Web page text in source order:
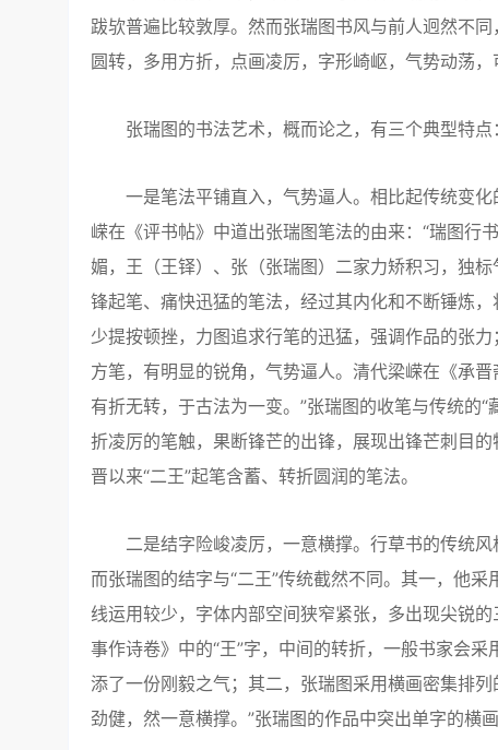
跋欤普遍比较敦厚。然而张瑞图书风与前人迥然不
圆转，多用方折，点画凌厉，字形崎岖，气势动荡，
张瑞图的书法艺术，概而论之，有三个典型特点：
一是笔法平铺直入，气势逼人。相比起传统变化
嵘在《评书帖》中道出张瑞图笔法的由来：“瑞图行
媚，王（王铎）、张（张瑞图）二家力矫积习，独
锋起笔、痛快迅猛的笔法，经过其内化和不断锤炼
少提按顿挫，力图追求行笔的迅猛，强调作品的张
方笔，有明显的锐角，气势逼人。清代梁嵘在《承
有折无转，于古法为一变。”张瑞图的收笔与传统的
折凌厉的笔触，果断锋芒的出锋，展现出锋芒刺目
晋以来“二王”起笔含蓄、转折圆润的笔法。
二是结字险峻凌厉，一意横撑。行草书的传统风
而张瑞图的结字与“二王”传统截然不同。其一，他
线运用较少，字体内部空间狭窄紧张，多出现尖锐
事作诗卷》中的“王”字，中间的转折，一般书家会
添了一份刚毅之气；其二，张瑞图采用横画密集排
劲健，然一意横撑。”张瑞图的作品中突出单字的横